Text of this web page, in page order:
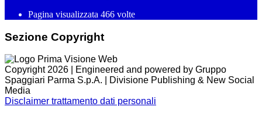
Pagina visualizzata 466 volte
Sezione Copyright
Copyright 2026 | Engineered and powered by Gruppo
Spaggiari Parma S.p.A. | Divisione Publishing & New Social
Media
Disclaimer trattamento dati personali